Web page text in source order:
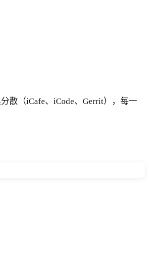
散（iCafe、iCode、Gerrit），每一